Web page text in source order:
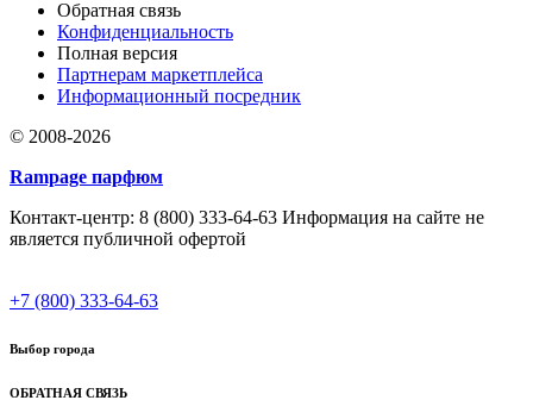
Обратная связь
Конфиденциальность
Полная версия
Партнерам маркетплейса
Информационный посредник
© 2008-2026
Rampage парфюм
Контакт-центр: 8 (800) 333-64-63 Информация на сайте не
является публичной офертой
+7 (800) 333-64-63
Выбор города
ОБРАТНАЯ СВЯЗЬ